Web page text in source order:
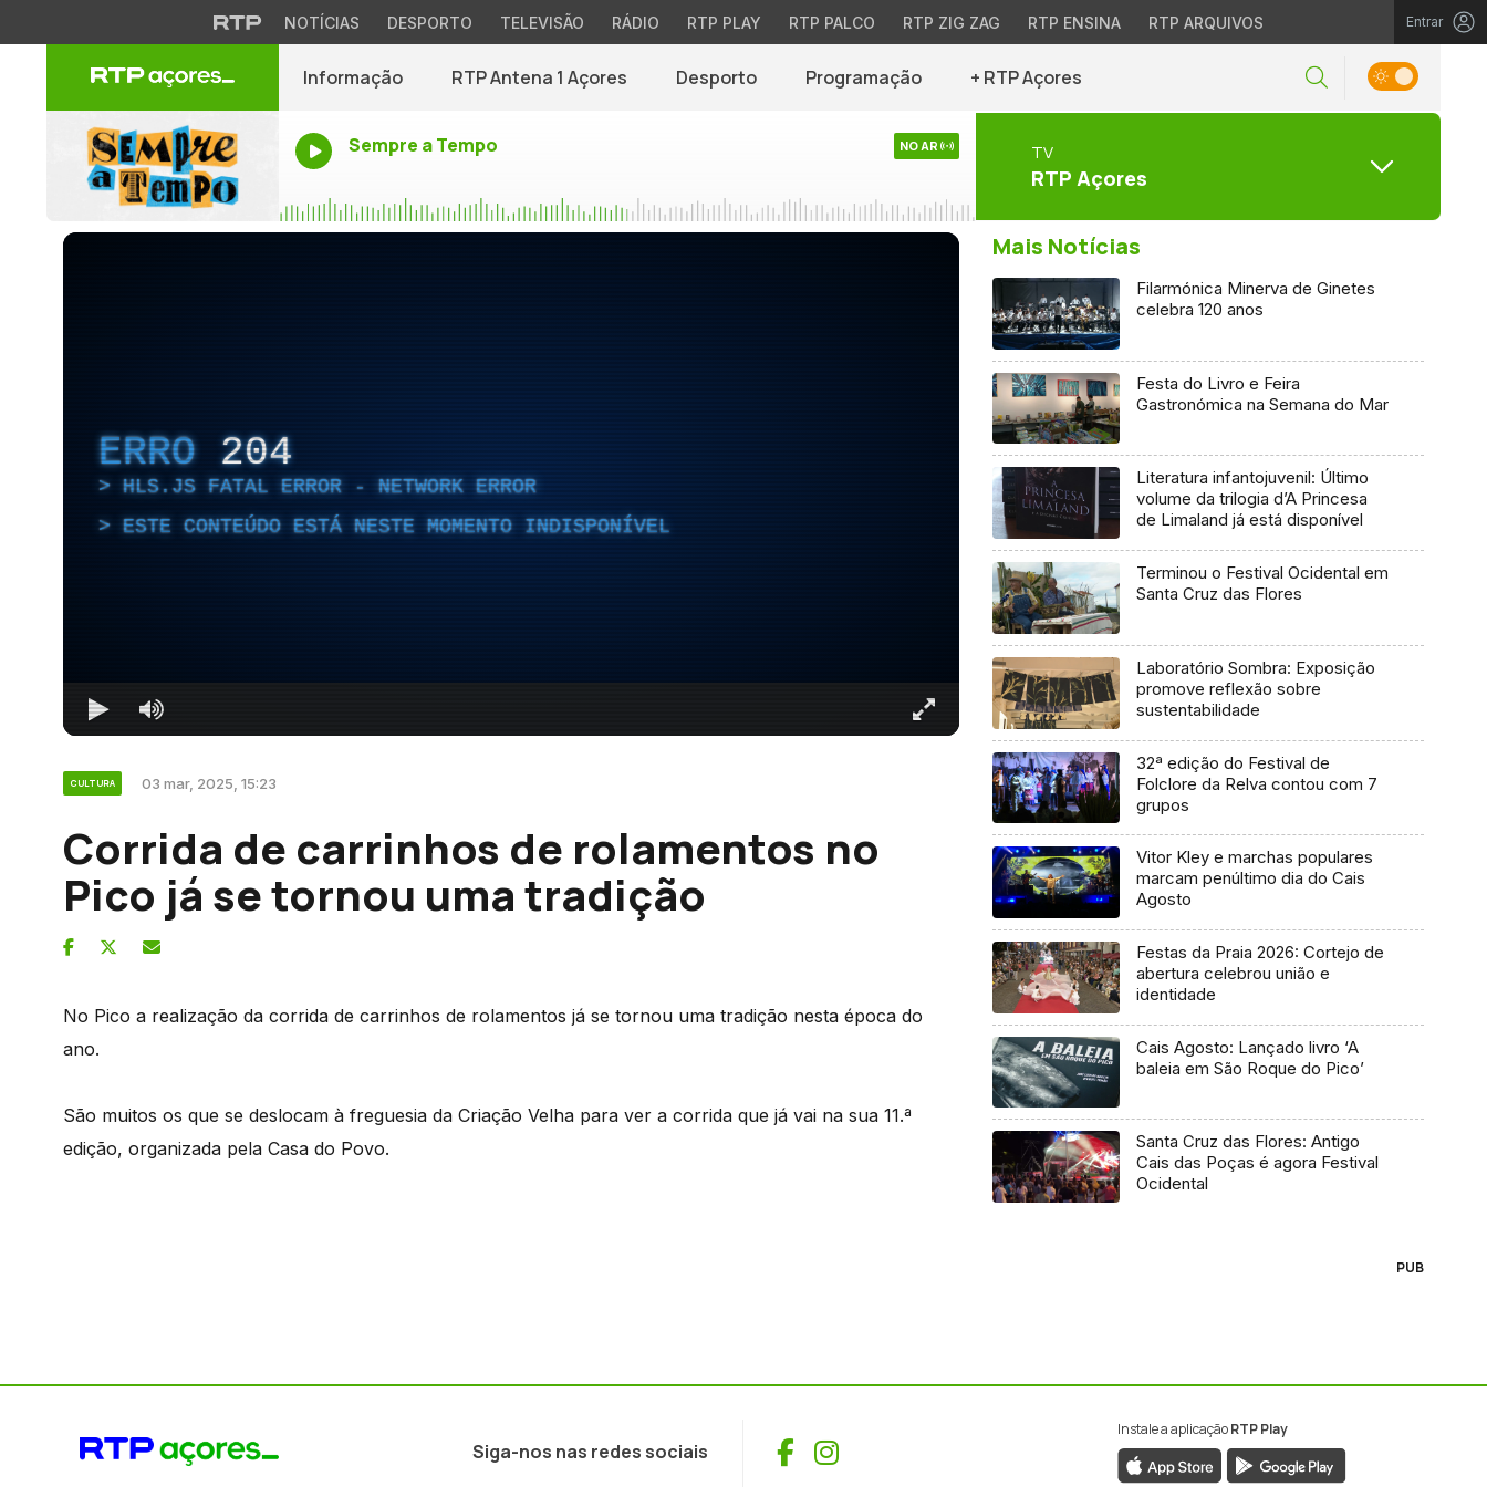
NOTÍCIAS DESPORTO TELEVISÃO RÁDIO RTP PLAY RTP PALCO RTP ZIG ZAG RTP ENSINA RTP ARQUIVOS Entrar
Informação RTP Antena 1 Açores Desporto Programação + RTP Açores
Sempre a Tempo NO AR TV
RTP Açores
ERRO 204
HLS.JS FATAL ERROR - NETWORK ERROR
ESTE CONTEÚDO ESTÁ NESTE MOMENTO INDISPONÍVEL
CULTURA 03 mar, 2025, 15:23
Corrida de carrinhos de rolamentos no
Pico já se tornou uma tradição
No Pico a realização da corrida de carrinhos de rolamentos já se tornou uma tradição nesta época do
ano.
São muitos os que se deslocam à freguesia da Criação Velha para ver a corrida que já vai na sua 11.ª
edição, organizada pela Casa do Povo.
Mais Notícias
Filarmónica Minerva de Ginetes
celebra 120 anos
Festa do Livro e Feira
Gastronómica na Semana do Mar
Literatura infantojuvenil: Último
volume da trilogia d’A Princesa
de Limaland já está disponível
Terminou o Festival Ocidental em
Santa Cruz das Flores
Laboratório Sombra: Exposição
promove reflexão sobre
sustentabilidade
32ª edição do Festival de
Folclore da Relva contou com 7
grupos
Vitor Kley e marchas populares
marcam penúltimo dia do Cais
Agosto
Festas da Praia 2026: Cortejo de
abertura celebrou união e
identidade
Cais Agosto: Lançado livro ‘A
baleia em São Roque do Pico’
Santa Cruz das Flores: Antigo
Cais das Poças é agora Festival
Ocidental
PUB
Siga-nos nas redes sociais Facebook
Instagram
Instale a aplicaçãoRTP Play